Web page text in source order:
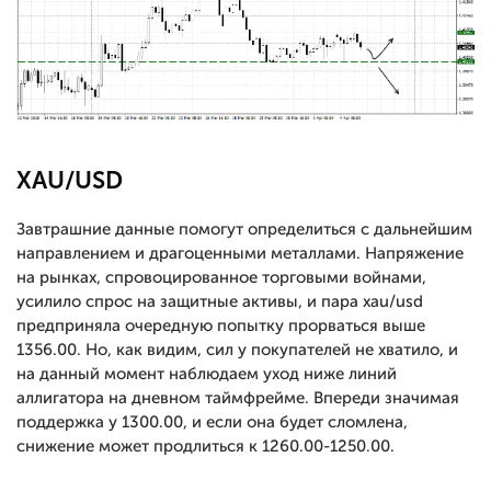
XAU/USD
Завтрашние данные помогут определиться с дальнейшим
направлением и драгоценными металлами. Напряжение
на рынках, спровоцированное торговыми войнами,
усилило спрос на защитные активы, и пара xau/usd
предприняла очередную попытку прорваться выше
1356.00. Но, как видим, сил у покупателей не хватило, и
на данный момент наблюдаем уход ниже линий
аллигатора на дневном таймфрейме. Впереди значимая
поддержка у 1300.00, и если она будет сломлена,
снижение может продлиться к 1260.00-1250.00.